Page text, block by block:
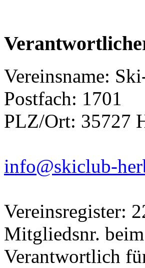
Vereinsname:
Postfach: 1701
PLZ/Ort: 35727
info@skiclub-
Vereinsregister:
Mitgliedsnr.
Verantwortlich